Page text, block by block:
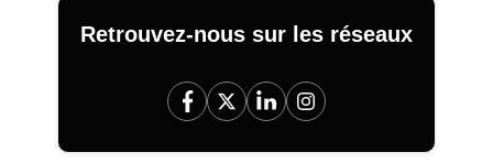
Retrouvez-nous sur les réseaux